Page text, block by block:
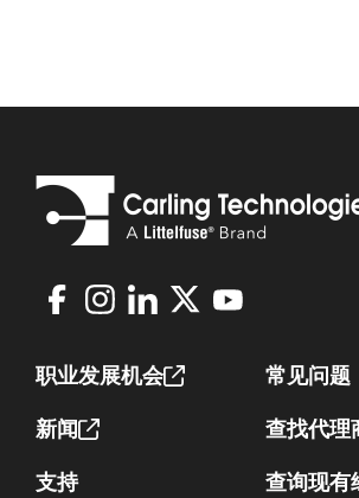
Facebook
Instagram
LinkedIn
X Youtube
Footer
职业发展机会
新闻
支持
常见问题
查找代理
查询现有